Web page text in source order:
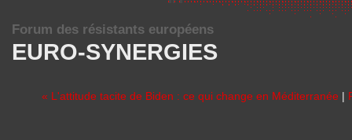
EURO-SYNERGIES
Forum des résistants européens
« L'attitude tacite de Biden : ce qui change en Méditerranée |